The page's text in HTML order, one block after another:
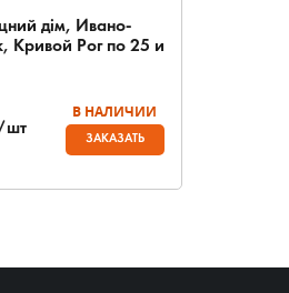
дім, Ивано-
Кривой Рог по 25 и
шт
В НАЛИЧИИ
ЗАКАЗАТЬ